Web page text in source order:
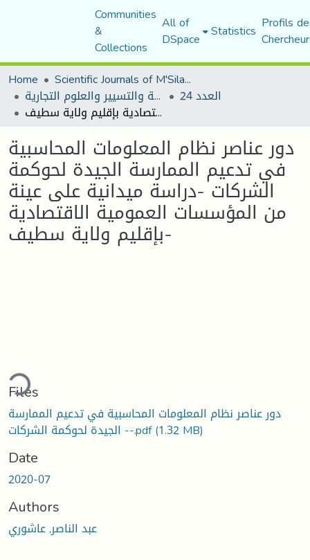
Communities
&
Collections
All of
DSpace Statistics Profils
Home
Scientific Journals of M'Sila University
مجلة العلوم الاقتصادية والتسيير والعلوم التجارية العدد 24
دور عناصر نظام المعلومات المحاسبية في تدعيم الممارسة الجيدة لحوكمة الشركات -دراسة ميدانية على عينة من المؤسسات العمومية الاقتصادية بإقليم ولاية سطيف-
دور عناصر نظام المعلومات المحاسبية
في تدعيم الممارسة الجيدة لحوكمة
الشركات -دراسة ميدانية على عينة
من المؤسسات العمومية الاقتصادية
بإقليم ولاية سطيف-
Files
دور عناصر نظام المعلومات المحاسبية في تدعيم الممارسة
الجيدة لحوكمة الشركات --.pdf(1.32 MB)
Date
2020-07
Authors
عبد الناصر, عاشوري